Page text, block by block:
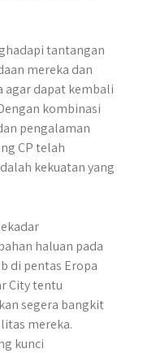
tantangan
mereka dan
dapat kembali
kombinasi
pengalaman
CP telah
kekuatan yang
haluan pada
di pentas Eropa
City tentu
segera bangkit
mereka.
kunci